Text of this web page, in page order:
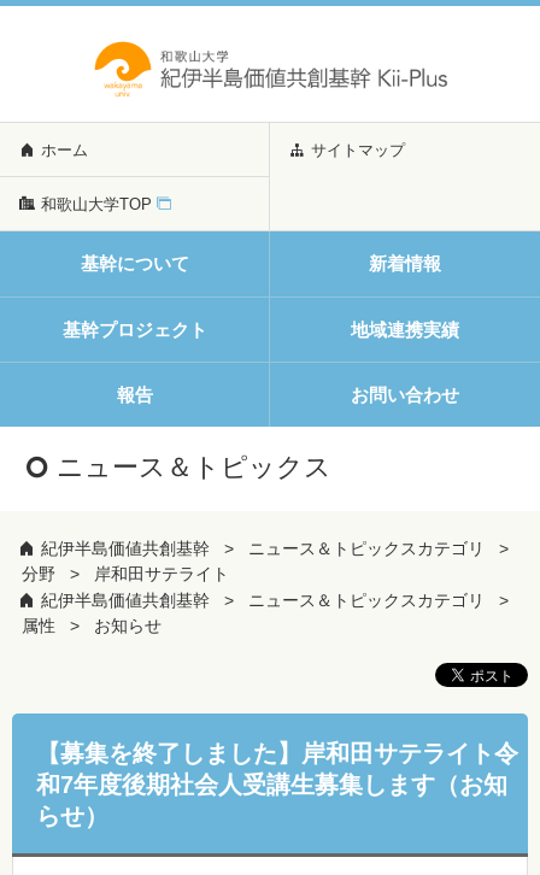
ホーム サイトマップ
和歌山大学TOP
基幹について 新着情報
基幹プロジェクト 地域連携実績
報告 お問い合わせ
ニュース＆トピックス
紀伊半島価値共創基幹
ニュース＆トピックスカテゴリ
分野
岸和田サテライト
紀伊半島価値共創基幹
ニュース＆トピックスカテゴリ
属性
お知らせ
【募集を終了しました】岸和田サテライト令
和7年度後期社会人受講生募集します（お知
らせ）